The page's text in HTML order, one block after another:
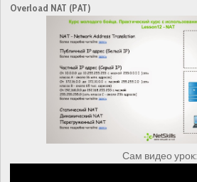
Overload NAT (PAT)
Сам видео урок: